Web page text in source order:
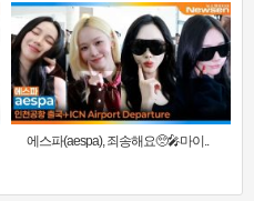
에스파(aespa), 죄송해요🥺🎤마이..